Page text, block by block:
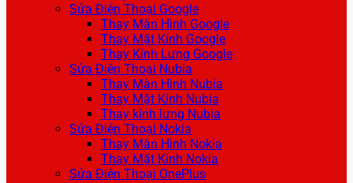
Sửa Điện Thoại Google
Thay Màn Hình Google
Thay Mặt Kính Google
Thay Kính Lưng Google
Sửa Điện Thoại Nubia
Thay Màn Hình Nubia
Thay Mặt Kính Nubia
Thay kính lưng Nubia
Sửa Điện Thoại Nokia
Thay Màn Hình Nokia
Thay Mặt Kính Nokia
Sửa Điện Thoại OnePlus